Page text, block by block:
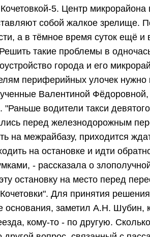
5. Центр микрорайона
собой жалкое зрелище.
а в тёмное время суток ещё
Решить такие проблемы в
города и его
периферийных улочек нужно
Валентиной
"Раньше водители такси
перед железнодорожным
на межрайбазу, приходится
на остановке и идти
- рассказала о
остановку на место перед
Для принятия
основания, заметил А.Н. Шубин,
кому-то - по другую.